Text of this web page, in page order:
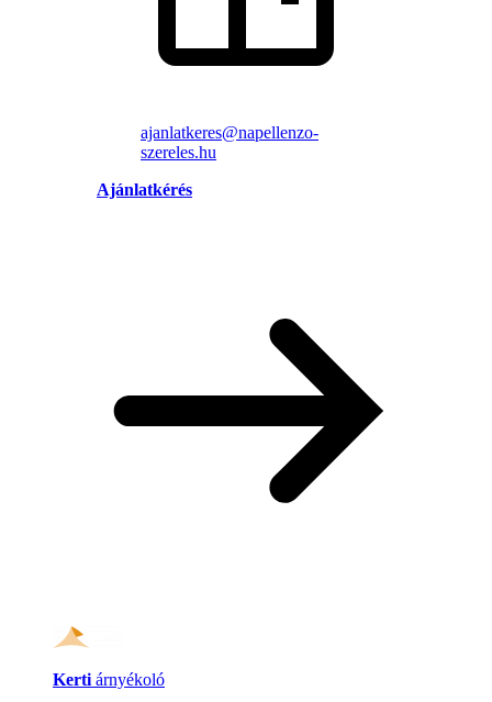
ajanlatkeres@napellenzo-
szereles.hu
Ajánlatkérés
Kerti árnyékoló